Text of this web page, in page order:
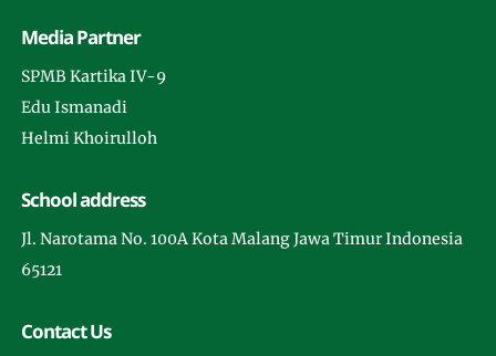
Media Partner
SPMB Kartika IV-9
Edu Ismanadi
Helmi Khoirulloh
School address
Jl. Narotama No. 100A Kota Malang Jawa Timur Indonesia
65121
Contact Us